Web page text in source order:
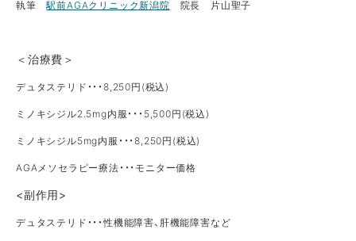
執筆駅前AGAクリニック新潟院 院長 片山聖子
＜治療費＞
デュタステリド・・・8,250円(税込)
ミノキシジル2.5mg内服・・・5,500円(税込)
ミノキシジル5mg内服・・・8,250円(税込)
AGAメソセラピー療法・・・モニター価格
<副作用>
デュタステリド・・・性機能障害、肝機能障害など